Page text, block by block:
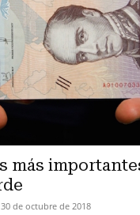
más
30 de octubre de 2018